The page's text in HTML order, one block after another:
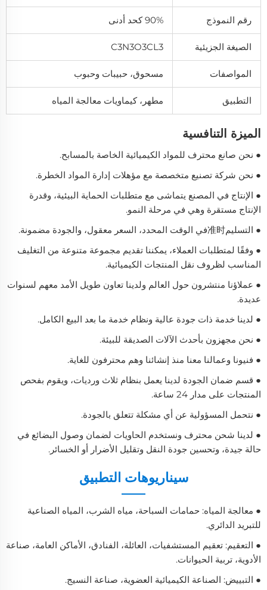
رقم النموذج 90% كحد أدنى
الصيغة الجزيئية C3N3O3CL3
المواصفات مسحوق، حبيبات وحبوب
التطبيق مطهر، كيماويات معالجة المياه
الميزة التنافسية
● نحن صانع محترف للمواد الكيميائية الخاصة بالمسابح.
● نحن شركة تصنيع متخصصة مع مؤهلات إدارة المواد الخطرة.
● الإنتاج في المصنع يتماشى مع متطلبات الحماية البيئية، وقدرة
الإنتاج مستقرة وهي في مرحلة النمو.
● التسليم准时في الوقت المحدد، السعر معقول، والجودة مضمونة.
● وفقًا لمتطلبات العملاء، يمكننا تقديم مجموعة متنوعة من التغليف
المناسب لظروف نقل المنتجات الكيميائية.
● عملاؤنا منتشرون حول العالم ولدينا تعاون طويل الأمد معهم لسنوات
عديدة.
● لدينا خدمة ذات جودة عالية ونظام خدمة ما بعد البيع الكامل.
● نحن مجهزون بأحدث الآلات الصديقة للبيئة.
● فنيونا وعمالنا معنا منذ إنشائنا وهم محترفون للغاية.
● قسم ضمان الجودة لدينا يعمل بنظام ثلاث ورديات، ويقوم بفحص
المنتجات على مدار 24 ساعة.
● نتحمل المسؤولية عن أي مشكلة تتعلق بالجودة.
● لدينا شحن محترف ونستخدم الحاويات لضمان وصول البضائع في
حالة جيدة، وتحسين جودة النقل وتقليل الأضرار أو الخسائر.
سيناريوهات التطبيق
● معالجة المياه: حمامات السباحة، مياه الشرب، المياه الصناعية
للتبريد الدائري.
● التعقيم: تعقيم المستشفيات، العائلة، الفنادق، الأماكن العامة، صناعة
الأدوية، تربية الحيوانات.
● التبييض: الصناعة الكيميائية العضوية، صناعة النسيج.